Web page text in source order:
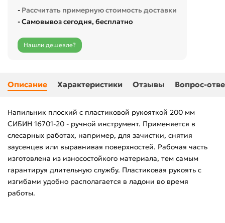
- Рассчитать примерную стоимость доставки
- Самовывоз сегодня, бесплатно
Нашли дешевле?
Описание Характеристики Отзывы Вопрос-
Напильник плоский с пластиковой рукояткой 200 мм
СИБИН 16701-20 - ручной инструмент. Применяется в
слесарных работах, например, для зачистки, снятия
заусенцев или выравнивая поверхностей. Рабочая часть
изготовлена из износостойкого материала, тем самым
гарантируя длительную службу. Пластиковая рукоять с
изгибами удобно располагается в ладони во время
работы.